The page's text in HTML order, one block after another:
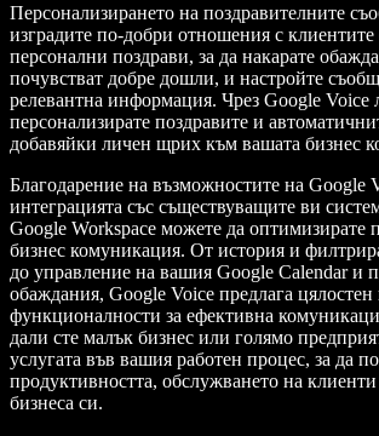
Персонализирането на поздравителните
изградите по-добри отношения с
персонални поздрави, за да накарате
почувстват добре дошли, и настройте
релевантна информация. Чрез Google Voice
персонализирате поздравите и
добавяйки личен щрих към вашата бизнес
Благодарение на възможностите на Google
интеграцията със съществуващите ви
Google Workspace можете да оптимизирате
бизнес комуникация. От история и
до управление на вашия Google Calendar и
обаждания, Google Voice предлага цялостен
функционалности за ефективна
дали сте малък бизнес или голямо
услугата във вашия работен процес, за да
продуктивността, обслужването на
бизнеса си.